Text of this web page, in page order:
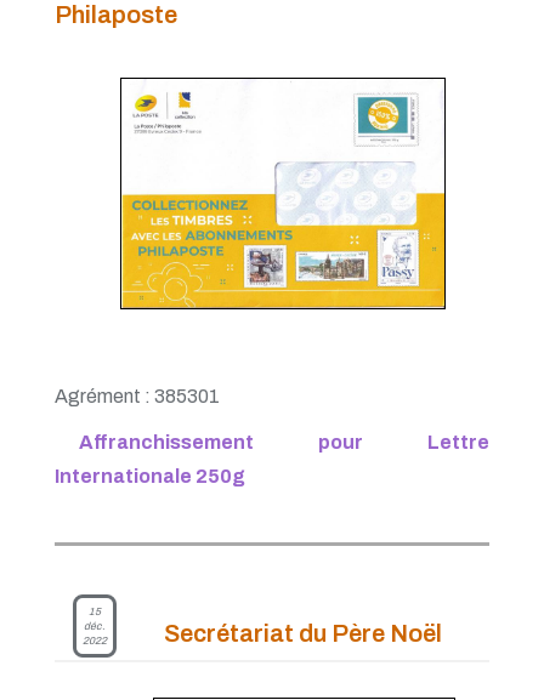
PàP - Juin 2020
PàP - Avril 2020
PàP - Février 2020
PàP - Janvier 2020
Philaposte
Agrément : 385301
Affranchissement pour Lettre
Internationale 250g
15
déc.
2022
Secrétariat du Père Noël